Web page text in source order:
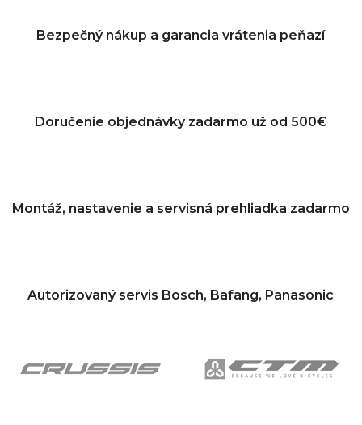
Autorizovaný servis Bosch, Bafang, Panasonic
Montáž, nastavenie a servisná prehliadka zadarmo
Doručenie objednávky zadarmo už od 500€
Bezpečný nákup a garancia vrátenia peňazí